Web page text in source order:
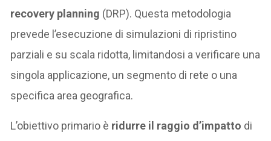
recovery planning (DRP). Questa metodologia
prevede l’esecuzione di simulazioni di ripristino
parziali e su scala ridotta, limitandosi a verificare una
singola applicazione, un segmento di rete o una
specifica area geografica.
L’obiettivo primario è ridurre il raggio d’impatto di